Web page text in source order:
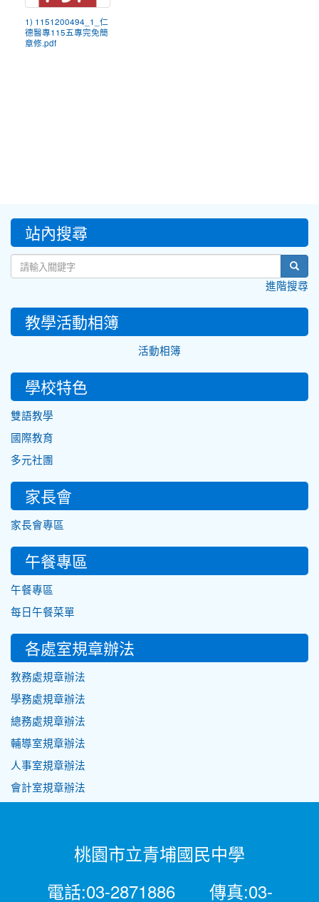
1) 1151200494_1_仁
德醫專115五專完免簡
章修.pdf
::: 站內搜尋
進階搜尋
教學活動相簿
活動相簿
學校特色
雙語教學
國際教育
多元社團
家長會
家長會專區
午餐專區
午餐專區
每日午餐菜單
各處室規章辦法
教務處規章辦法
學務處規章辦法
總務處規章辦法
輔導室規章辦法
人事室規章辦法
會計室規章辦法
桃園市立青埔國民中學
電話:03-2871886 傳真:03-